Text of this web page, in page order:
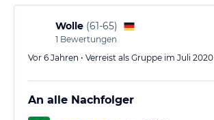
Wolle (61-65)
1 Bewertungen
Vor 6 Jahren • Verreist als Gruppe im Juli 2020
An alle Nachfolger